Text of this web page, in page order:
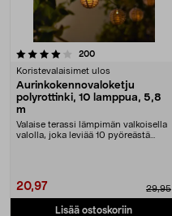
200arvostelut
Koristevalaisimet ulos
Aurinkokennovaloketju
polyrottinki, 10 lamppua, 5,8
m
Valaise terassi lämpimän valkoisella
valolla, joka leviää 10 pyöreästä
20,97 29,95
Lisää ostoskoriin
4.5 viidestä tähdestä